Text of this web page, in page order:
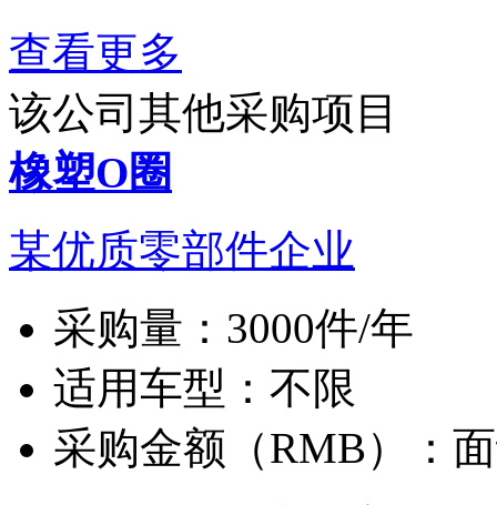
查看更多
该公司其他采购项目
橡塑O圈
某优质零部件企业
采购量： 3000件/年
适用车型： 不限
采购金额（RMB）：